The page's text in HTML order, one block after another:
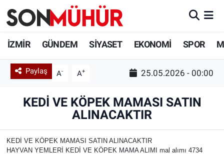
İZMİR GÜNDEM SİYASET EKONOMİ SPOR
Paylaş A- A+ 25.05.2026 - 00:00
KEDİ VE KÖPEK MAMASI SATIN
ALINACAKTIR
KEDİ VE KÖPEK MAMASI SATIN ALINACAKTIR
HAYVAN YEMLERİ KEDİ VE KÖPEK MAMA ALIMI mal alımı 4734
İzmir Nöbetçi Eczaneler
İzmir Hava Durumu
İzmir Trafik Yoğunluk Haritası
Süper Lig Puan Durumu ve Fikstür